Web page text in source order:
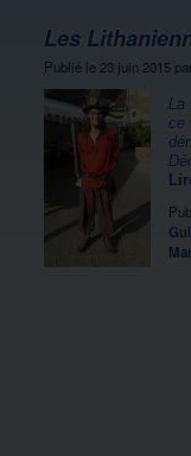
Les
Publié le 23 juin 2015
La
ce